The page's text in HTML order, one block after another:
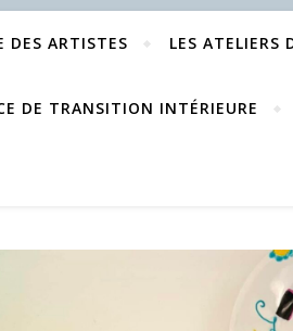
DES ARTISTES LES ATELIERS
DE TRANSITION INTÉRIEURE